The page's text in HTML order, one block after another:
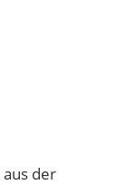
aus der